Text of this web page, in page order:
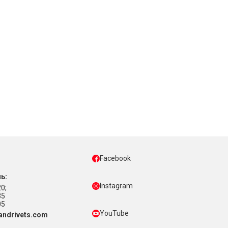
Facebook
Instagram
YouTube